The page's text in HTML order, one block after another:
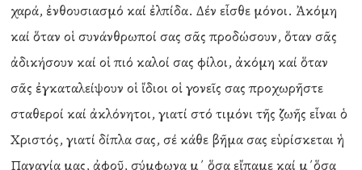
χαρά, ἐνθουσιασμό καί ἐλπίδα. Δέν εἶσθε μόνοι. Ἀκόμη
καί ὅταν οἱ συνάνθρωποί σας σᾶς προδώσουν, ὅταν σᾶς
ἀδικήσουν καί οἱ πιό καλοί σας φίλοι, ἀκόμη καί ὅταν
σᾶς ἐγκαταλείψουν οἱ ἴδιοι οἱ γονεῖς σας προχωρῆστε
σταθεροί καί ἀκλόνητοι, γιατί στό τιμόνι τῆς ζωῆς εἶναι ὁ
Χριστός, γιατί δίπλα σας, σέ κάθε βῆμα σας εὑρίσκεται ἡ
Παναγία μας, ἀφοῦ, σύμφωνα μ΄ ὅσα εἴπαμε καί μ΄ὅσα